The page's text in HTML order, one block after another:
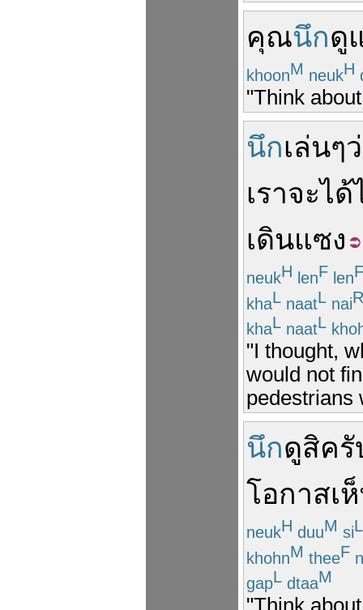
คุณนึกดู
khoonM neukH
"Think
นึกเล่นๆ
เราจะได้
เดินแซง
neukH lenF lenF
khaL naatL naiR
khaL naatL
"I thought,
would not
pedestrians
นึกดูสิครั
โอกาสเ
neukH duuM siL
khohnM theeF
gapL dtaaM
"Think